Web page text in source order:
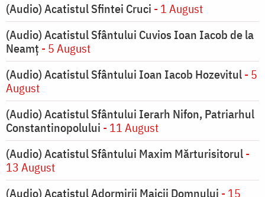
(Audio) Acatistul Sfintei Cruci - 1 August
(Audio) Acatistul Sfântului Cuvios Ioan Iacob de la
Neamț - 5 August
(Audio) Acatistul Sfântului Ioan Iacob Hozevitul- 5
August
(Audio) Acatistul Sfântului Ierarh Nifon, Patriarhul
Constantinopolului - 11 August
(Audio) Acatistul Sfântului Maxim Mărturisitorul-
13 August
(Audio) Acatistul Adormirii Maicii Domnului - 15